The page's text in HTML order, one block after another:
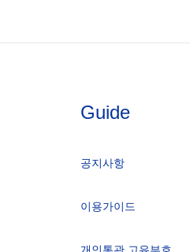
Guide
공지사항
이용가이드